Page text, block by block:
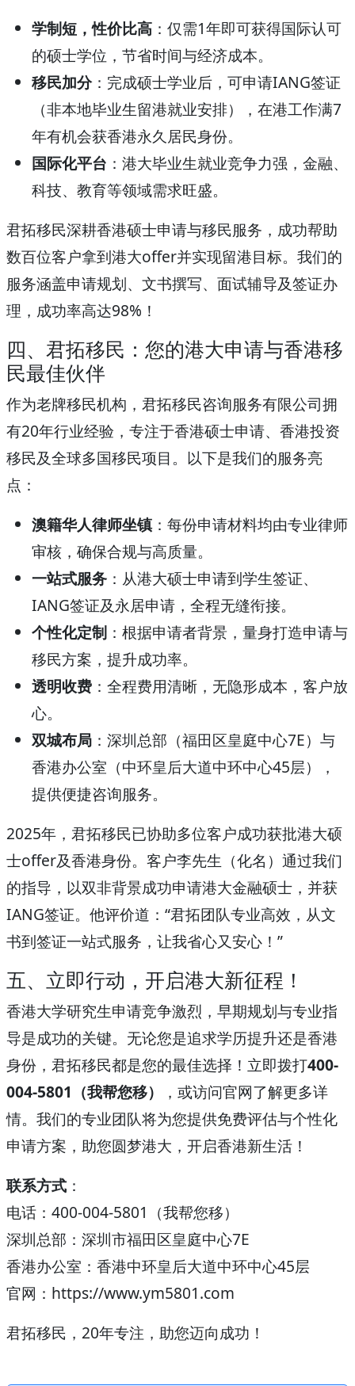
学制短，性价比高 ：仅需1年即可获得国际认可
的硕士学位，节省时间与经济成本。
移民加分：完成硕士学业后，可申请IANG签证
（非本地毕业生留港就业安排），在港工作满7
年有机会获香港永久居民身份。
国际化平台 ：港大毕业生就业竞争力强，金融、
科技、教育等领域需求旺盛。
君拓移民深耕香港硕士申请与移民服务，成功帮助
数百位客户拿到港大offer并实现留港目标。我们的
服务涵盖申请规划、文书撰写、面试辅导及签证办
理，成功率高达98%！
四、君拓移民：您的港大申请与香港移
民最佳伙伴
作为老牌移民机构，君拓移民咨询服务有限公司拥
有20年行业经验，专注于香港硕士申请、香港投资
移民及全球多国移民项目。以下是我们的服务亮
点：
澳籍华人律师坐镇：每份申请材料均由专业律师
审核，确保合规与高质量。
一站式服务 ：从港大硕士申请到学生签证、
IANG签证及永居申请，全程无缝衔接。
个性化定制 ：根据申请者背景，量身打造申请与
移民方案，提升成功率。
透明收费 ：全程费用清晰，无隐形成本，客户放
心。
双城布局 ：深圳总部（福田区皇庭中心7E）与
香港办公室（中环皇后大道中环中心45层），
提供便捷咨询服务。
2025年，君拓移民已协助多位客户成功获批港大硕
士offer及香港身份。客户李先生（化名）通过我们
的指导，以双非背景成功申请港大金融硕士，并获
IANG签证。他评价道：“君拓团队专业高效，从文
书到签证一站式服务，让我省心又安心！”
五、立即行动，开启港大新征程！
香港大学研究生申请竞争激烈，早期规划与专业指
导是成功的关键。无论您是追求学历提升还是香港
身份，君拓移民都是您的最佳选择！立即拨打400-
004-5801（我帮您移）
，或访问官网了解更多详
情。我们的专业团队将为您提供免费评估与个性化
申请方案，助您圆梦港大，开启香港新生活！
联系方式 ：
电话：400-004-5801（我帮您移）
深圳总部：深圳市福田区皇庭中心7E
香港办公室：香港中环皇后大道中环中心45层
官网：https://www.ym5801.com
君拓移民，20年专注，助您迈向成功！